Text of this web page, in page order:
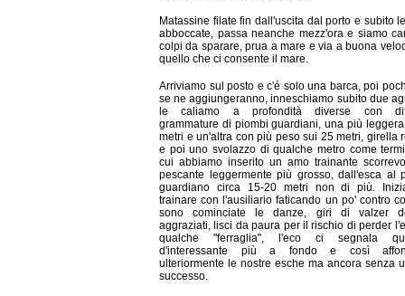
Matassine filate fin dall'uscita dal porto e subito
abboccate, passa neanche mezz'ora e siamo
colpi da sparare, prua a mare e via a buona
quello che ci consente il mare.
Arriviamo sul posto e c'é solo una barca, poi
se ne aggiungeranno, inneschiamo subito due
le caliamo a profondità diverse con
grammature di piombi guardiani, una più
metri e un'altra con più peso sui 25 metri, girella
e poi uno svolazzo di qualche metro come
cui abbiamo inserito un amo trainante
pescante leggermente più grosso, dall'esca al
guardiano circa 15-20 metri non di più.
trainare con l'ausiliario faticando un po' contro
sono cominciate le danze, giri di valzer
aggraziati, lisci da paura per il rischio di perder
qualche "ferraglia", l'eco ci segnala
d'interessante più a fondo e così
ulteriormente le nostre esche ma ancora senza
successo.